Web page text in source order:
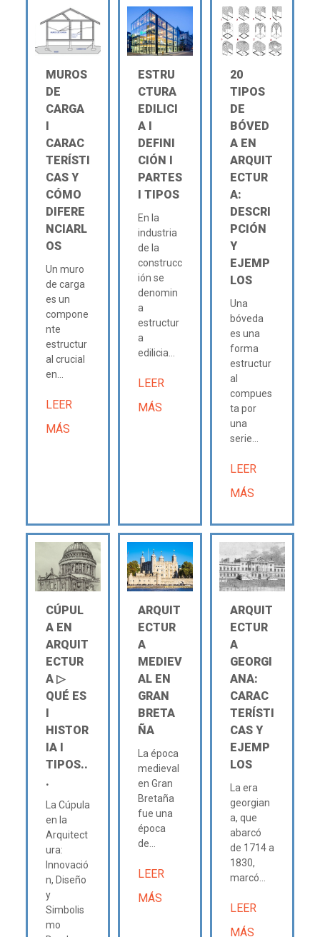
MUROS
DE
CARGA
Ι
CARAC
TERÍSTI
CAS Y
CÓMO
DIFERE
NCIARL
OS
Un muro
de carga
es un
compone
nte
estructur
al crucial
en...
LEER
MÁS
ESTRU
CTURA
EDILICI
A Ι
DEFINI
CIÓN Ι
PARTES
Ι TIPOS
En la
industria
de la
construcc
ión se
denomin
a
estructur
a
edilicia...
LEER
MÁS
20
TIPOS
DE
BÓVED
A EN
ARQUIT
ECTUR
A:
DESCRI
PCIÓN
Y
EJEMP
LOS
Una
bóveda
es una
forma
estructur
al
compues
ta por
una
serie...
LEER
MÁS
CÚPUL
A EN
ARQUIT
ECTUR
A ▷
QUÉ ES
Ι
HISTOR
IA Ι
TIPOS..
.
La Cúpula
en la
Arquitect
ura:
Innovació
n, Diseño
y
Simbolis
mo
ARQUIT
ECTUR
A
MEDIEV
AL EN
GRAN
BRETA
ÑA
La época
medieval
en Gran
Bretaña
fue una
época
de...
LEER
MÁS
ARQUIT
ECTUR
A
GEORGI
ANA:
CARAC
TERÍSTI
CAS Y
EJEMP
LOS
La era
georgian
a, que
abarcó
de 1714 a
1830,
marcó...
LEER
MÁS